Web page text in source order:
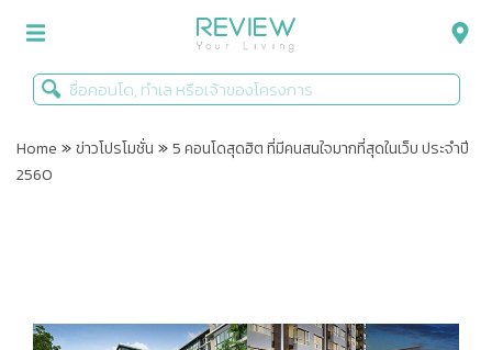
รีวิวคอนโด
Infographic
Home »ข่าวโปรโมชั่น »5 คอนโดสุดฮิต ที่มีคนสนใจมากที่สุดในเว็บ ประจำปี
2560